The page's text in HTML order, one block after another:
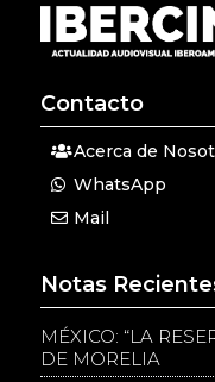
Contacto
Acerca de
WhatsApp
Mail
Notas
MÉXICO: “LA
DE MORELIA